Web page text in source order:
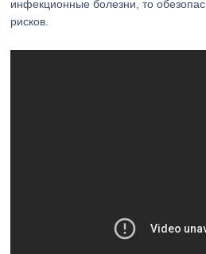
инфекционные болезни, то
рисков.